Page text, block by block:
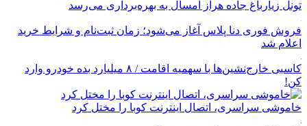
تونل زیارباغ جاده هراز امسال به بهره‌برداری می‌رسد
فروش فوری دنا پلاس آغاز می‌شود؛ زمان ثبت‌نام و شرایط خرید
اعلام شد
کاسبی خارج‌نشین‌ها با سهمیه اقامت / ۸ میلیارد بده خودرو وارد
کن!
خاموشی سراسری، اتصال اینترنت کوبا را مختل کرد